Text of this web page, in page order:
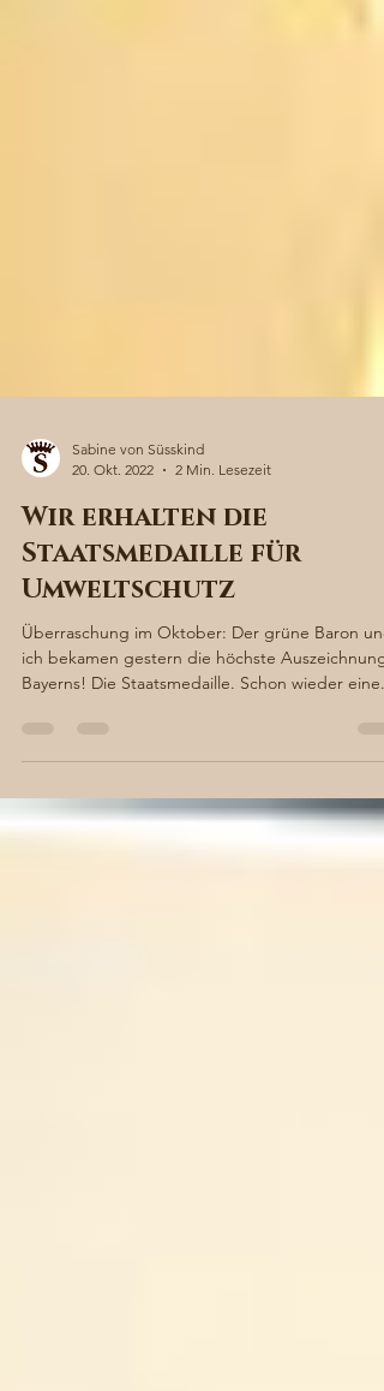
Sabine von Süsskind
20. Okt. 2022
2 Min. Lesezeit
Wir erhalten die
Staatsmedaille für
Umweltschutz
ich bekamen gestern die höchste Auszeichnung